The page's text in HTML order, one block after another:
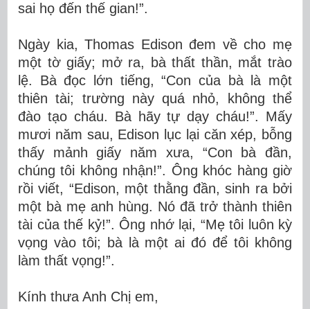
sai họ đến thế gian!”.
Ngày kia, Thomas Edison đem về cho mẹ
một tờ giấy; mở ra, bà thất thần, mắt trào
lệ. Bà đọc lớn tiếng, “Con của bà là một
thiên tài; trường này quá nhỏ, không thể
đào tạo cháu. Bà hãy tự dạy cháu!”. Mấy
mươi năm sau, Edison lục lại căn xép, bỗng
thấy mảnh giấy năm xưa, “Con bà đần,
chúng tôi không nhận!”. Ông khóc hàng giờ
rồi viết, “Edison, một thằng đần, sinh ra bởi
một bà mẹ anh hùng. Nó đã trở thành thiên
tài của thế kỷ!”. Ông nhớ lại, “Mẹ tôi luôn kỳ
vọng vào tôi; bà là một ai đó để tôi không
làm thất vọng!”.
Kính thưa Anh Chị em,